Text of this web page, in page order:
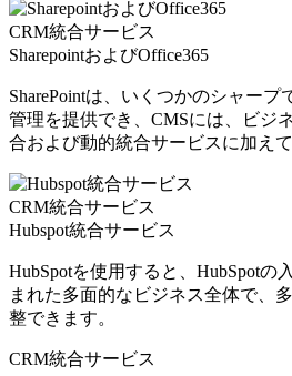
CRM統合サービス
SharepointおよびOffice365
SharePointは、いくつかのシャープ
管理を提供でき、CMSには、ビジ
合および動的統合サービスに加え
CRM統合サービス
Hubspot統合サービス
HubSpotを使用すると、HubSpotの
まれた多面的なビジネス全体で、
整できます。
CRM統合サービス